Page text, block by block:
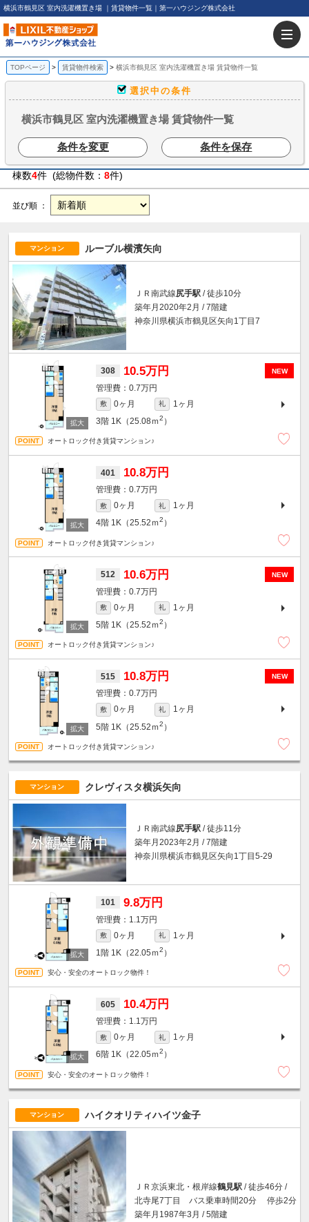
横浜市鶴見区 室内洗濯機置き場 ｜賃貸物件一覧｜第一ハウジング株式会社
TOPページ 賃貸物件検索 横浜市鶴見区 室内洗濯機置き場 賃貸物件一覧
選択中の条件
横浜市鶴見区 室内洗濯機置き場 賃貸物件一覧
条件を変更 条件を保存
棟数4件 (総物件数： 8件)
並び順 ：
マンション ルーブル横濱矢向
ＪＲ南武線尻手駅 / 徒歩10分
築年月2020年2月 / 7階建
神奈川県横浜市鶴見区矢向1丁目7
NEW
308 10.5万円
0.7万円
敷 0ヶ月 礼
1ヶ月
3階 1K（25.08ｍ2 ）
オートロック付き賃貸マンション♪
401 10.8万円
0.7万円
敷 0ヶ月 礼
1ヶ月
4階 1K（25.52ｍ2 ）
オートロック付き賃貸マンション♪
NEW
512 10.6万円
0.7万円
敷 0ヶ月 礼
1ヶ月
5階 1K（25.52ｍ2 ）
オートロック付き賃貸マンション♪
NEW
515 10.8万円
0.7万円
敷 0ヶ月 礼
1ヶ月
5階 1K（25.52ｍ2 ）
オートロック付き賃貸マンション♪
マンション クレヴィスタ横浜矢向
ＪＲ南武線尻手駅 / 徒歩11分
築年月2023年2月 / 7階建
神奈川県横浜市鶴見区矢向1丁目5-29
101 9.8万円
1.1万円
敷 0ヶ月 礼
1ヶ月
1階 1K（22.05ｍ2 ）
安心・安全のオートロック物件！
605 10.4万円
1.1万円
敷 0ヶ月 礼
1ヶ月
6階 1K（22.05ｍ2 ）
安心・安全のオートロック物件！
マンション ハイクオリティハイツ金子
ＪＲ京浜東北・根岸線鶴見駅 / 徒歩46分 /
北寺尾7丁目 バス乗車時間20分 停歩2分
築年月1987年3月 / 5階建